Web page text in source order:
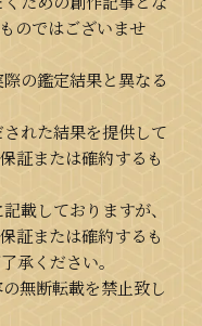
のではございませ
の鑑定結果と異なる
れた結果を提供して
証または確約するも
載しておりますが、
証または確約するも
承ください。
無断転載を禁止致し